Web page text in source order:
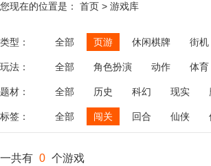
您现在的位置是： 首页 > 游戏库
类型： 全部 页游 休闲棋牌 街机
玩法： 全部 角色扮演 动作 体育
飞行
恋爱 第三人称射击
题材： 全部 历史 科幻 现实
标签： 全部 闯关 回合 仙侠
一共有 0 个游戏